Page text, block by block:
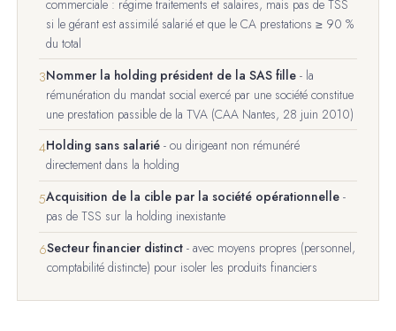
commerciale : régime traitements et salaires, mais pas de TSS
si le gérant est assimilé salarié et que le CA prestations ≥ 90 %
du total
3Nommer la holding président de la SAS fille - la
rémunération du mandat social exercé par une société constitue
une prestation passible de la TVA (CAA Nantes, 28 juin 2010)
4Holding sans salarié - ou dirigeant non rémunéré
directement dans la holding
5Acquisition de la cible par la société opérationnelle -
pas de TSS sur la holding inexistante
6Secteur financier distinct - avec moyens propres (personnel,
comptabilité distincte) pour isoler les produits financiers